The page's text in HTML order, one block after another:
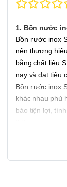
1. Bồn nước
Bồn nước inox
nên thương
bằng chất liệu
nay và đạt tiêu
Bồn nước inox
khác nhau phù
bảo tiện lợi,
Các loại bồn